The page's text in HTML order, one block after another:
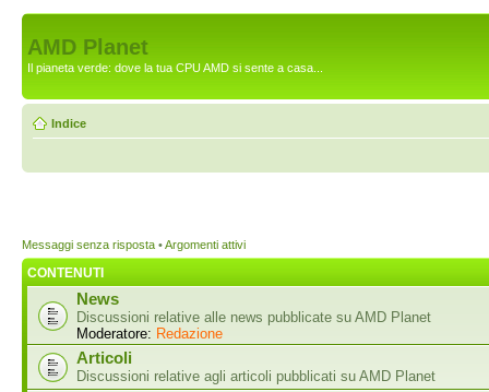
AMD Planet
Il pianeta verde: dove la tua CPU AMD si sente a casa...
Indice
Messaggi senza risposta •Argomenti attivi
CONTENUTI
News
Discussioni relative alle news pubblicate su AMD Planet
Moderatore: Redazione
Articoli
Discussioni relative agli articoli pubblicati su AMD Planet